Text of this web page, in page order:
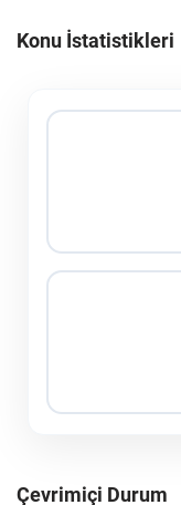
Konu İstatistikleri
Çevrimiçi Durum